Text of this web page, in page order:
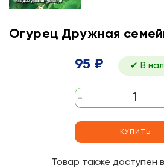
Огурец Дружная
95 ₽ ✔ В
-
КУПИТЬ
Товар также доступен